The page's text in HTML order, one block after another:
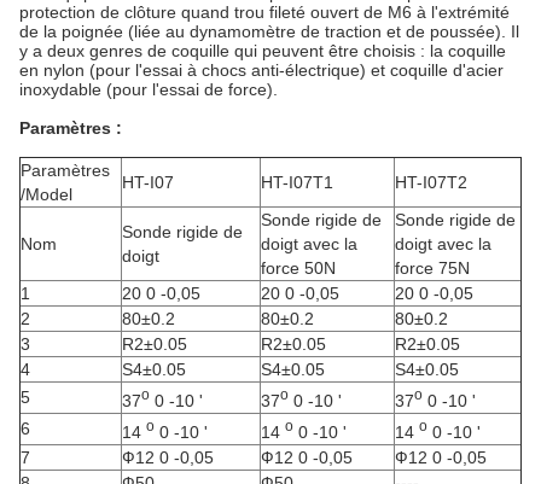
protection de clôture quand trou fileté ouvert de M6 à l'extrémité
de la poignée (liée au dynamomètre de traction et de poussée). Il
y a deux genres de coquille qui peuvent être choisis : la coquille
en nylon (pour l'essai à chocs anti-électrique) et coquille d'acier
inoxydable (pour l'essai de force).
Paramètres :
Paramètres
/Model
HT-I07 HT-I07T1 HT-I07T2
Nom
Sonde rigide de
doigt
Sonde rigide de
doigt avec la
force 50N
Sonde rigide de
doigt avec la
force 75N
1
20 0 -0,05 20 0 -0,05
20 0 -0,05
2
80±0.2 80±0.2
80±0.2
3
R2±0.05 R2±0.05
R2±0.05
4
S4±0.05 S4±0.05
S4±0.05
5
37o 0 -10 ' 37o 0 -10 ' 37o 0 -10 '
6
14 o 0 -10 ' 14 o 0 -10 ' 14 o 0 -10 '
7
Ф12 0 -0,05 Ф12 0 -0,05
Ф12 0 -0,05